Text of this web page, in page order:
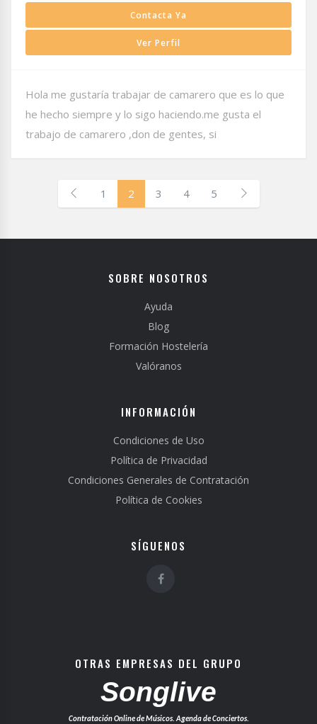
Contacta Ya
Ver Perfil
Hola me gustaría trabajar de camarero que es lo que
he hecho siempre y lo sigo haciendo.me gusta el
trabajo de camarero ,don de gentes, si
1 2 3 4 5
SOBRE NOSOTROS
Ayuda
Blog
Formación Hostelería
Valóranos
INFORMACIÓN
Condiciones de Uso
Política de Privacidad
Condiciones Generales de Contratación
Política de Cookies
SÍGUENOS
OTRAS EMPRESAS DEL GRUPO
Songlive
Contratación Online de Músicos. Agenda de Conciertos.